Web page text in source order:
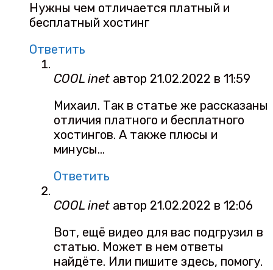
Нужны чем отличается платный и
бесплатный хостинг
Ответить
COOL inet автор 21.02.2022 в 11:59
Михаил. Так в статье же рассказаны
отличия платного и бесплатного
хостингов. А также плюсы и
минусы…
Ответить
COOL inet автор 21.02.2022 в 12:06
Вот, ещё видео для вас подгрузил в
статью. Может в нем ответы
найдёте. Или пишите здесь, помогу.